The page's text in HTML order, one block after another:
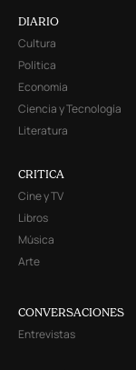
DIARIO
Cultura
Política
Economía
Ciencia y Tecnología
Literatura
CRITICA
Cine y TV
Libros
Música
Arte
CONVERSACIONES
Entrevistas